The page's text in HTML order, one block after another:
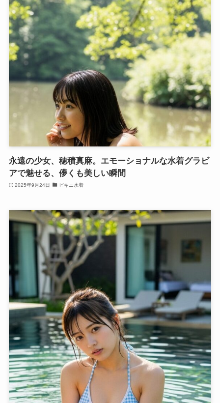
永遠の少女、穂積真麻。エモーショナルな水着グラビ
アで魅せる、儚くも美しい瞬間
2025年9月24日 ビキニ水着